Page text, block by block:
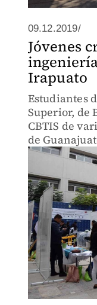
09.12.2019/
Jóvenes
Irapuato
Estudiantes
Superior, de
CBTIS de
de
Primera
Energética y